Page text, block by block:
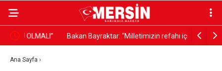
Bakan Bayraktar: “Milletimizin refahı için aramaya,
keşfetmeye ve üretmeye devam edeceğiz”
”En
Ana Sayfa ›